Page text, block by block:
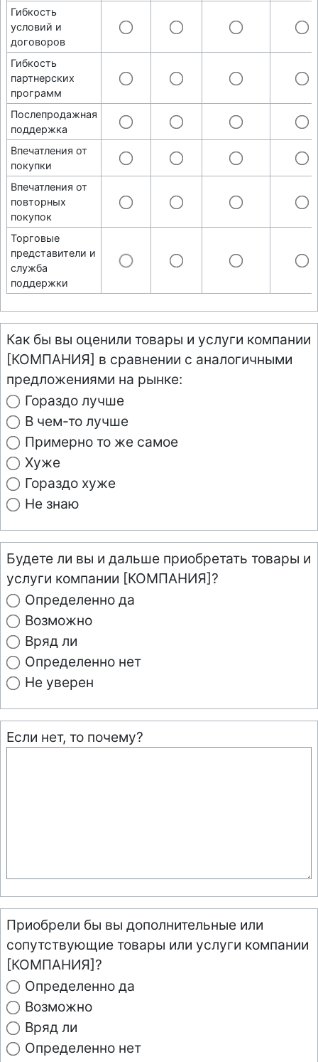
Гибкость
условий и
договоров
Гибкость
партнерских
программ
Послепродажная
поддержка
Впечатления от
покупки
Впечатления от
повторных
покупок
Торговые
представители и
служба
поддержки
Как бы вы оценили товары и услуги компании
[КОМПАНИЯ] в сравнении с аналогичными
предложениями на рынке:
Гораздо лучше
В чем-то лучше
Примерно то же самое
Хуже
Гораздо хуже
Не знаю
Будете ли вы и дальше приобретать товары и
услуги компании [КОМПАНИЯ]?
Определенно да
Возможно
Вряд ли
Определенно нет
Не уверен
Если нет, то почему?
Приобрели бы вы дополнительные или
сопутствующие товары или услуги компании
[КОМПАНИЯ]?
Определенно да
Возможно
Вряд ли
Определенно нет